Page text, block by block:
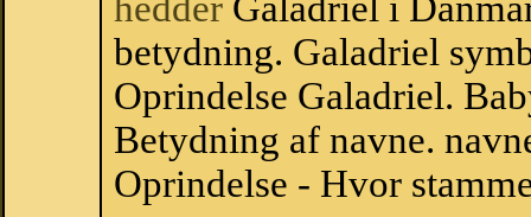
betydning. Galadriel
Oprindelse Galadriel.
Betydning af navne.
Oprindelse - Hvor